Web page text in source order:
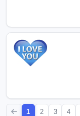
1 2 3 4